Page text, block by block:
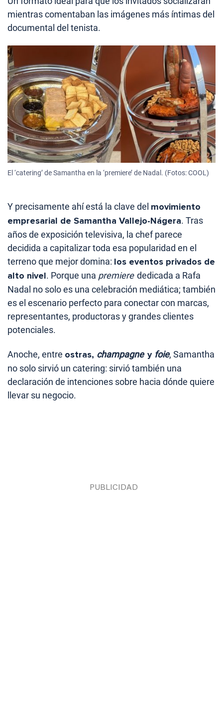
mientras comentaban las imágenes más íntimas del
documental del tenista.
El ‘catering’ de Samantha en la ‘premiere’ de Nadal. (Fotos: COOL)
Y precisamente ahí está la clave del movimiento
empresarial de Samantha Vallejo-Nágera. Tras
años de exposición televisiva, la chef parece
decidida a capitalizar toda esa popularidad en el
terreno que mejor domina: los eventos privados de
alto nivel. Porque una premiere dedicada a Rafa
Nadal no solo es una celebración mediática; también
es el escenario perfecto para conectar con marcas,
representantes, productoras y grandes clientes
potenciales.
Anoche, entre ostras, champagne y foie, Samantha
no solo sirvió un catering: sirvió también una
declaración de intenciones sobre hacia dónde quiere
llevar su negocio.